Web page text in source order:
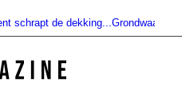
de dekking...Grondwaarde vs.